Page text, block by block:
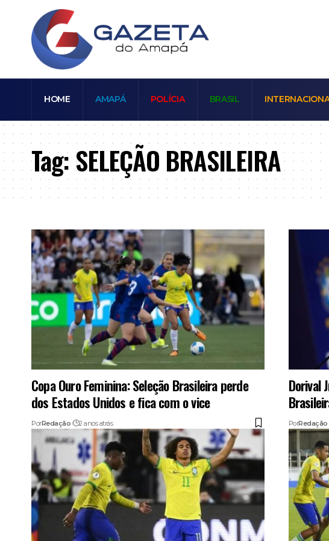
HOME AMAPÁ POLÍCIA BRASIL
Tag:SELEÇÃO BRASILEIRA
Copa Ouro Feminina: Seleção Brasileira perde
dos Estados Unidos e fica com o vice
PorRedação 2 anos atrás
Dorival
PorRedação